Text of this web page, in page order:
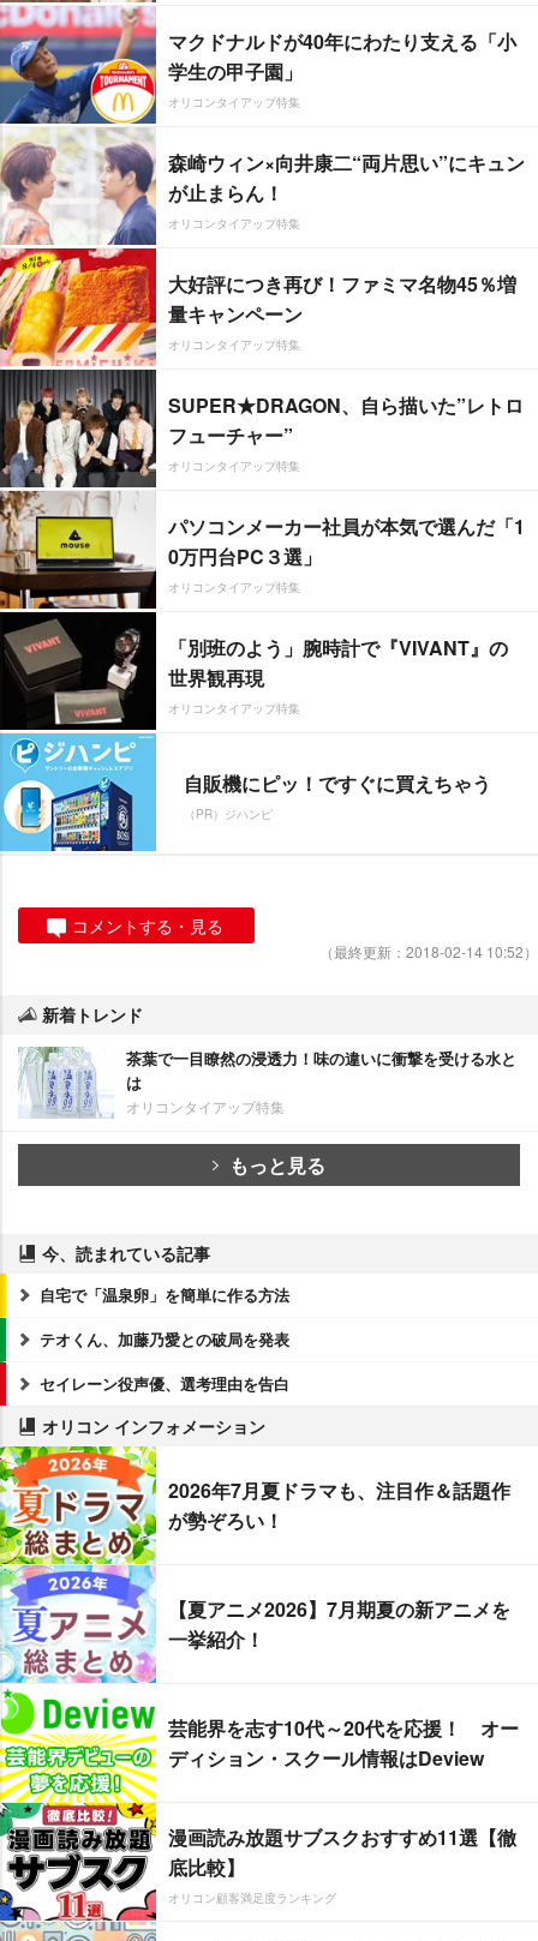
マクドナルドが40年にわたり支える「小
学生の甲子園」
オリコンタイアップ特集
森崎ウィン×向井康二“両片思い”にキュン
が止まらん！
オリコンタイアップ特集
大好評につき再び！ファミマ名物45％増
量キャンペーン
オリコンタイアップ特集
SUPER★DRAGON、自ら描いた”レトロ
フューチャー”
オリコンタイアップ特集
パソコンメーカー社員が本気で選んだ「1
0万円台PC３選」
オリコンタイアップ特集
「別班のよう」腕時計で『VIVANT』の
世界観再現
オリコンタイアップ特集
自販機にピッ！ですぐに買えちゃう
（PR）ジハンピ
コメントする・見る
（最終更新：2018-02-14 10:52）
新着トレンド
茶葉で一目瞭然の浸透力！味の違いに衝撃を受ける水と
は
オリコンタイアップ特集
もっと見る
今、読まれている記事
自宅で「温泉卵」を簡単に作る方法
テオくん、加藤乃愛との破局を発表
セイレーン役声優、選考理由を告白
オリコン インフォメーション
2026年7月夏ドラマも、注目作＆話題作
が勢ぞろい！
【夏アニメ2026】7月期夏の新アニメを
一挙紹介！
芸能界を志す10代～20代を応援！ オー
ディション・スクール情報はDeview
漫画読み放題サブスクおすすめ11選【徹
底比較】
オリコン顧客満足度ランキング